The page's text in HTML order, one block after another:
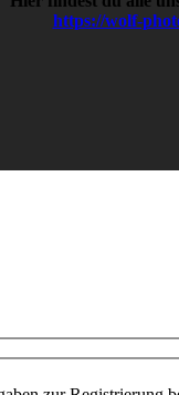
https://wolf-